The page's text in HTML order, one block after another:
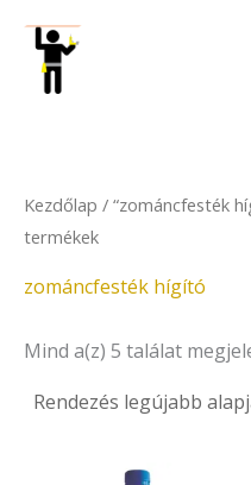
content
Kezdőlap / “zománcfesték
termékek
zománcfesték hígító
Mind a(z) 5 találat